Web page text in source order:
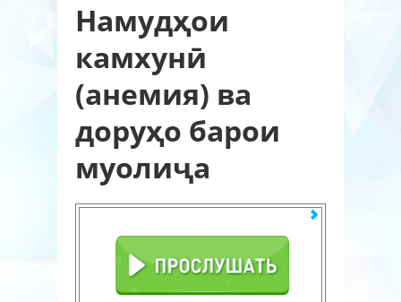
Намудҳои
камхунӣ
(анемия) ва
доруҳо барои
муолиҷа